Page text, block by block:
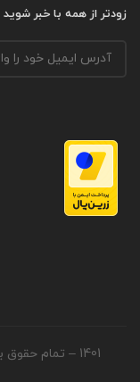
زودتر از همه با خبر شوید